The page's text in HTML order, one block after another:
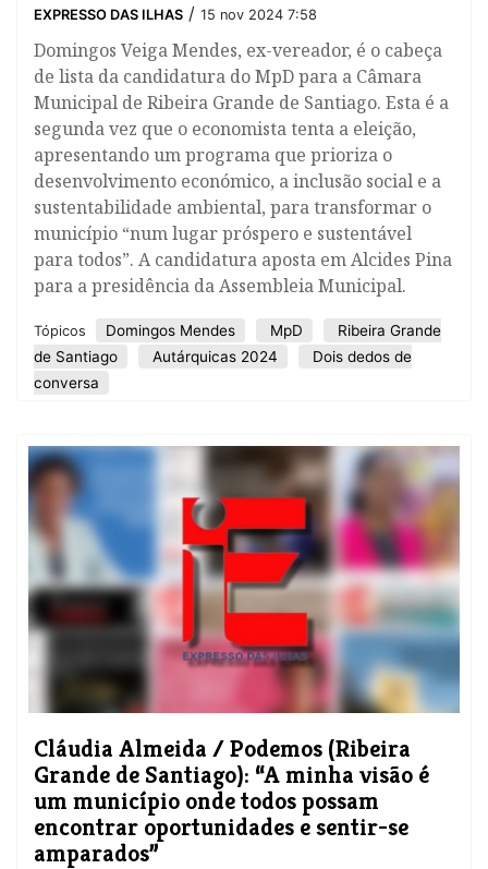
EXPRESSO DAS ILHAS / 15 nov 2024 7:58
Domingos Veiga Mendes, ex-vereador, é o cabeça
de lista da candidatura do MpD para a Câmara
Municipal de Ribeira Grande de Santiago. Esta é a
segunda vez que o economista tenta a eleição,
apresentando um programa que prioriza o
desenvolvimento económico, a inclusão social e a
sustentabilidade ambiental, para transformar o
município “num lugar próspero e sustentável
para todos”. A candidatura aposta em Alcides Pina
para a presidência da Assembleia Municipal.
Tópicos Domingos Mendes MpD
Ribeira Grande
de Santiago
Autárquicas 2024
Dois dedos de
conversa
Cláudia Almeida / Podemos (Ribeira
Grande de Santiago): “A minha visão é
um município onde todos possam
encontrar oportunidades e sentir-se
amparados”